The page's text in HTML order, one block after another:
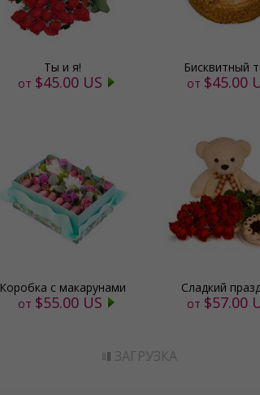
Ты и я!
от $45.00 US
Бисквитный
от $45.00
Коробка с макарунами
от $55.00 US
Сладкий
от $57.00
ЗАГРУЗКА